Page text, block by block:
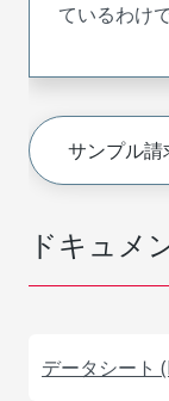
ドキュメ
データシート
ているわけ
サンプル請